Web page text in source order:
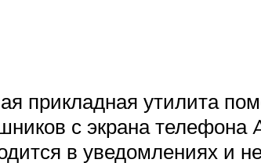
прикладная утилита
с экрана телефона
в уведомлениях и